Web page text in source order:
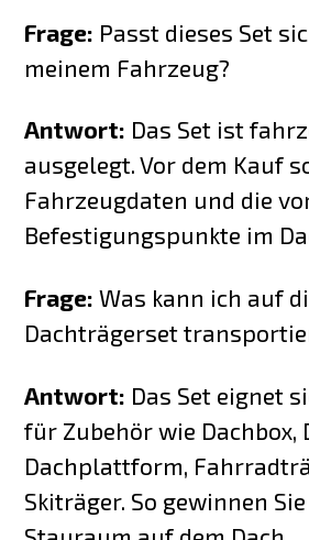
Frage: Passt dieses Set
meinem Fahrzeug?
Antwort: Das Set ist
ausgelegt. Vor dem Kauf
Fahrzeugdaten und die
Befestigungspunkte im
Frage: Was kann ich auf
Dachträgerset
Antwort: Das Set eignet
für Zubehör wie Dachbox,
Dachplattform,
Skiträger. So gewinnen